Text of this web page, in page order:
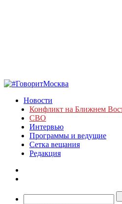
Новости
Конфликт на Ближнем
СВО
Интервью
Программы и ведущие
Сетка вещания
Редакция